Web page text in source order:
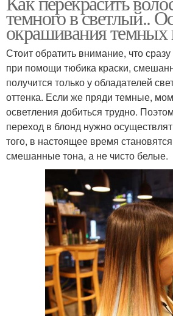
темного в светлый..
окрашивания темных
Стоит обратить внимание, что
при помощи тюбика краски,
получится только у обладателей
оттенка. Если же пряди темные,
осветления добиться трудно.
переход в блонд нужно
того, в настоящее время
смешанные тона, а не чисто белые.